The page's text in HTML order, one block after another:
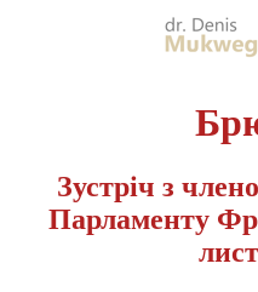
Зустріч з
Парламенту